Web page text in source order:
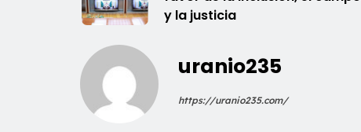
y la justicia
uranio235
https://uranio235.com/